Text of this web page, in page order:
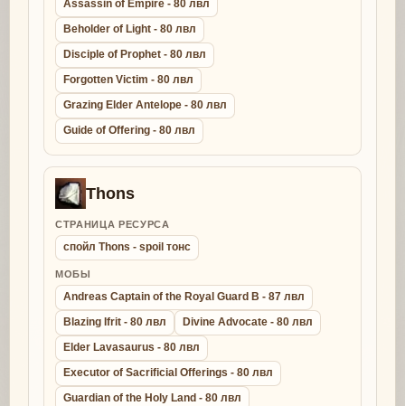
Assassin of Empire - 80 лвл
Beholder of Light - 80 лвл
Disciple of Prophet - 80 лвл
Forgotten Victim - 80 лвл
Grazing Elder Antelope - 80 лвл
Guide of Offering - 80 лвл
Thons
СТРАНИЦА РЕСУРСА
спойл Thons - spoil тонс
МОБЫ
Andreas Captain of the Royal Guard B - 87 лвл
Blazing Ifrit - 80 лвл
Divine Advocate - 80 лвл
Elder Lavasaurus - 80 лвл
Executor of Sacrificial Offerings - 80 лвл
Guardian of the Holy Land - 80 лвл